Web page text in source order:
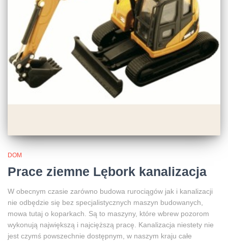
DOM
Prace ziemne Lębork kanalizacja
W obecnym czasie zarówno budowa rurociągów jak i kanalizacji
nie odbędzie się bez specjalistycznych maszyn budowanych,
mowa tutaj o koparkach. Są to maszyny, które wbrew pozorom
wykonują największą i najcięższą pracę. Kanalizacja niestety nie
jest czymś powszechnie dostępnym, w naszym kraju całe